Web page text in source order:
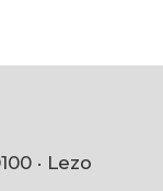
· Lezo